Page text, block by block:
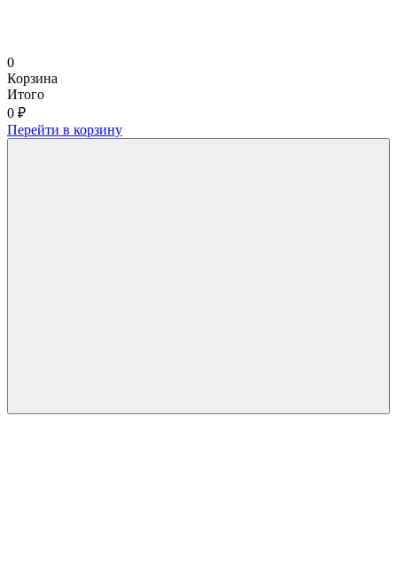
0
Корзина
Итого
0 ₽
Перейти в корзину